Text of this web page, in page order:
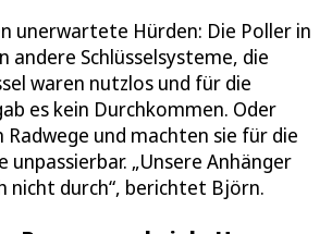
unerwartete Hürden: Die Poller in
andere Schlüsselsysteme, die
waren nutzlos und für die
es kein Durchkommen. Oder
und machten sie für die
unpassierbar. „Unsere Anhänger
nicht durch“, berichtet Björn.